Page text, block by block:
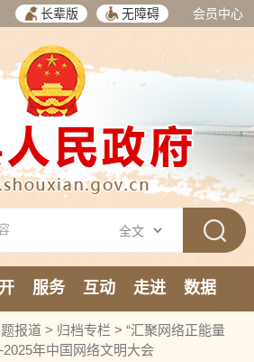
长辈版 无障碍 会员中心
服务 互动 走进
数据
报道 > 归档专栏 > “汇聚网络正能量
年中国网络文明大会